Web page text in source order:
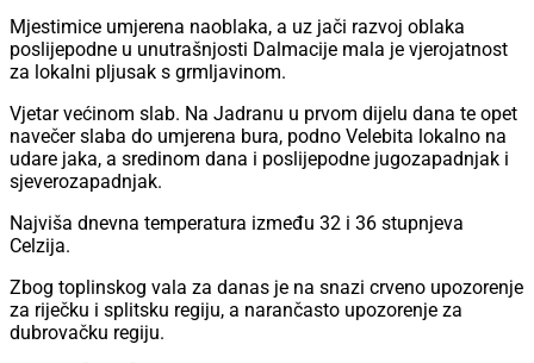
Mjestimice umjerena naoblaka, a uz jači razvoj oblaka
poslijepodne u unutrašnjosti Dalmacije mala je vjerojatnost
za lokalni pljusak s grmljavinom.
Vjetar većinom slab. Na Jadranu u prvom dijelu dana te opet
navečer slaba do umjerena bura, podno Velebita lokalno na
udare jaka, a sredinom dana i poslijepodne jugozapadnjak i
sjeverozapadnjak.
Najviša dnevna temperatura između 32 i 36 stupnjeva
Celzija.
Zbog toplinskog vala za danas je na snazi crveno upozorenje
za riječku i splitsku regiju, a narančasto upozorenje za
dubrovačku regiju.